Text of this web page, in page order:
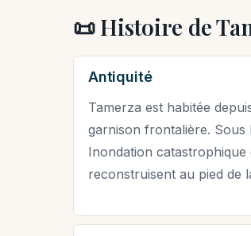
📜 Histoire de
Antiquité
Tamerza est habitée
garnison frontalière. Sous
Inondation
reconstruisent au pied de